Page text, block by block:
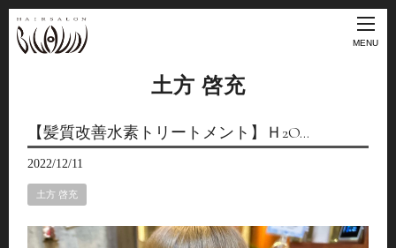
MENU
土方 啓充
【髪質改善水素トリートメント】Ｈ2O…
2022/12/11
土方 啓充